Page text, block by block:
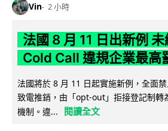
Vin 2 小時
法國 8 月 11 日出新例
Cold Call 違規企業最高
法國將於 8 月 11 日起實施新例，全面
致電推銷，由「opt-out」拒接登記制轉
機制。違...
閱讀全文